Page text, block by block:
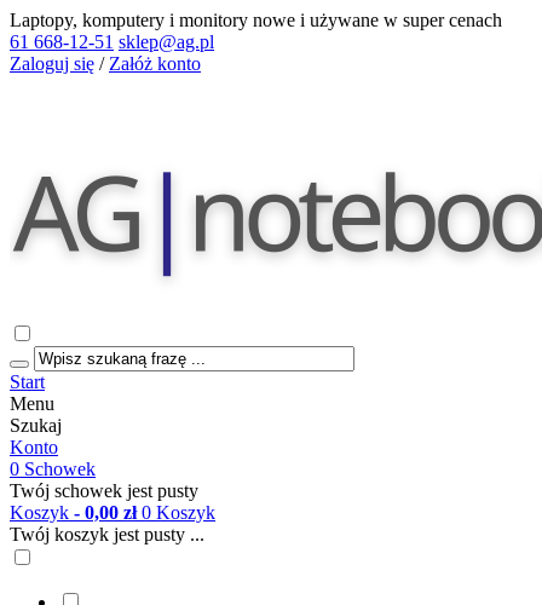
Laptopy, komputery i monitory nowe i używane w super cenach
61 668-12-51 sklep@ag.pl
Zaloguj się / Załóż konto
Start
Menu
Szukaj
Konto
0 Schowek
Twój schowek jest pusty
Koszyk - 0,00 zł 0 Koszyk
Twój koszyk jest pusty ...